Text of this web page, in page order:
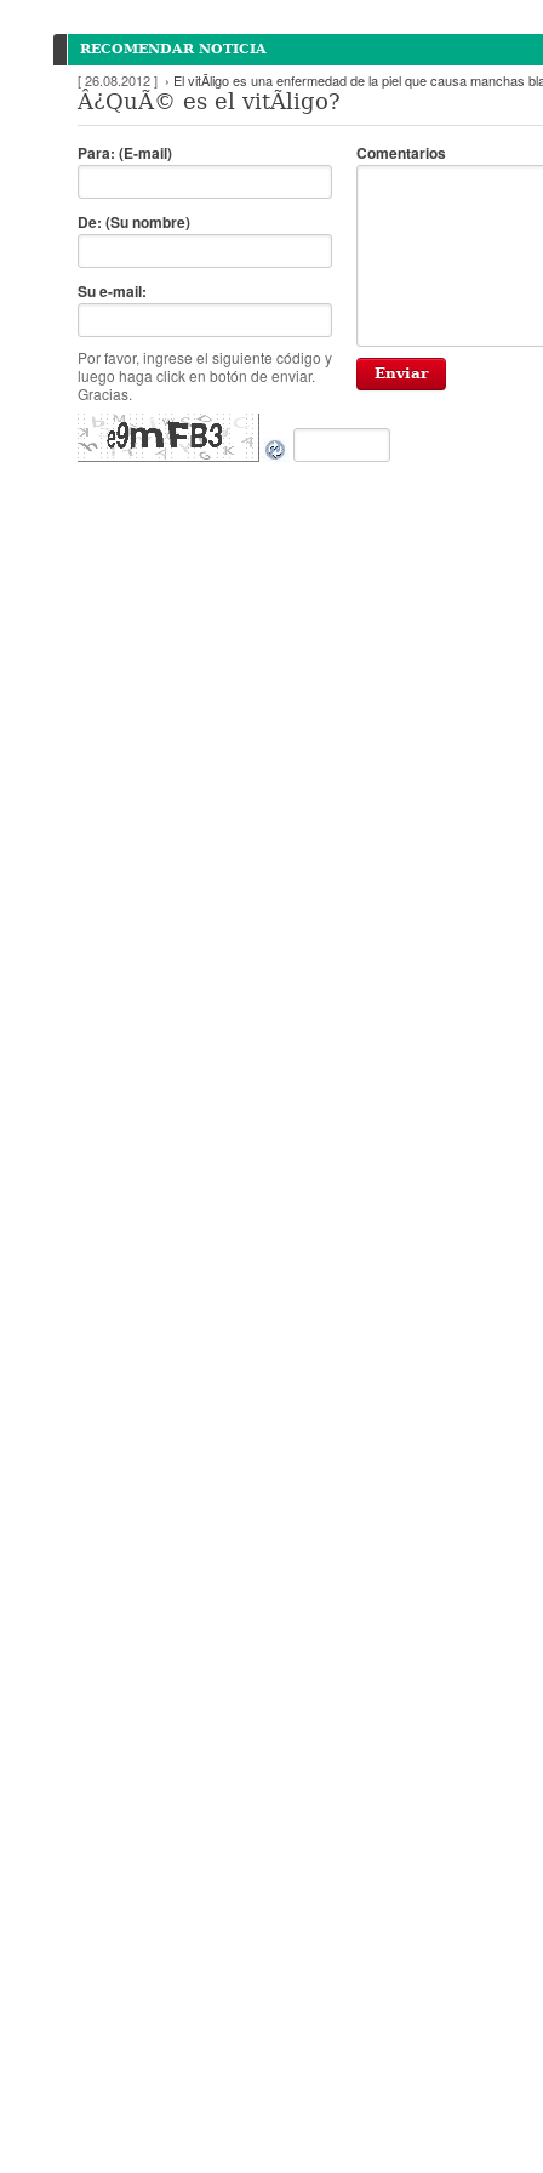
RECOMENDAR NOTICIA
[ 26.08.2012 ] › El vitÃ­ligo es una enfermedad de la piel que causa manchas
Â¿QuÃ© es el vitÃ­ligo?
Para: (E-mail)
De: (Su nombre)
Su e-mail:
Por favor, ingrese el siguiente código y
luego haga click en botón de enviar.
Gracias.
Comentarios